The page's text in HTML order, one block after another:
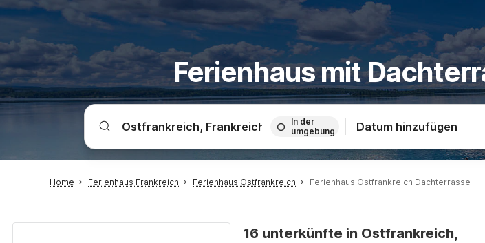
Ferienhaus mit
In der
umgebung
Datum hinzufügen
Home Ferienhaus Frankreich Ferienhaus Ostfrankreich Ferienhaus Ostfrankreich Dachterrasse
16 unterkünfte in Ostfrankreich,